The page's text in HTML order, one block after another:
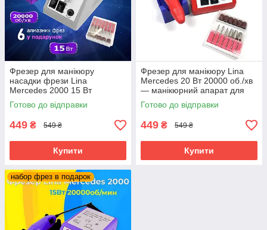
Фрезер для манікюру
насадки фрези Lina
Mercedes 2000 15 Вт
20000об/хв потужний
манікюрний фрейзер Ліна
Готово до відправки
449 ₴ 549 ₴
Купити
Фрезер для манікюру Lina
Mercedes 20 Вт 20000 об./хв
— манікюрний апарат для
нігтів, машинка для гель-лаку
Лина
Готово до відправки
449 ₴ 549 ₴
Купити
набор фрез в подарок